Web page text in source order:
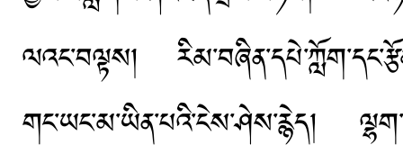
ལའང་བལྟས།
གང་ཡང་མ་ཡིན་པའི་ངེས་ཤེས་རྙེད།